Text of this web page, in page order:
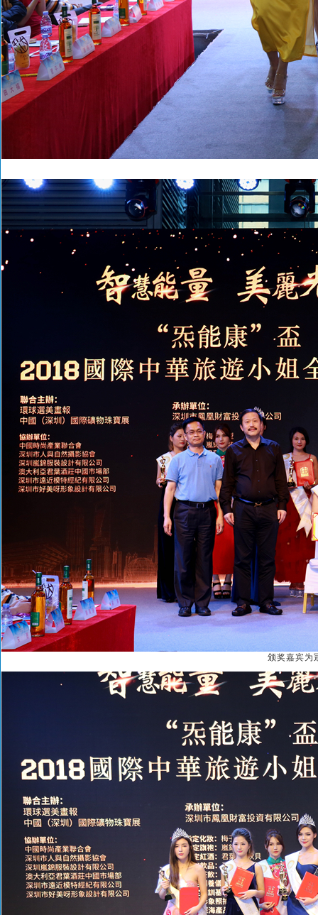
颁奖嘉宾为